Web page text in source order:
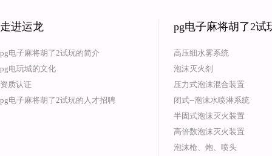
走进运龙
pg电子麻将胡了2试玩的简介
pg电玩城的文化
资质认证
pg电子麻将胡了2试玩的人才招聘
pg电子麻将胡了2试
高压细水雾系统
泡沫灭火剂
压力式泡沫混合装置
闭式--泡沫水喷淋系统
半固式泡沫灭火装置
高倍数泡沫灭火装置
泡沫枪、炮、喷头